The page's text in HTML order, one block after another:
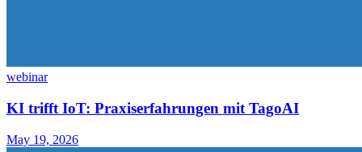
webinar
KI trifft IoT: Praxiserfahrungen mit TagoAI
May 19, 2026